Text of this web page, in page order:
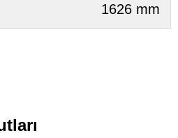
1626 mm